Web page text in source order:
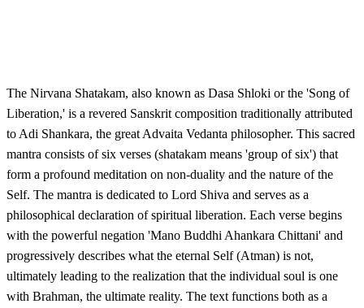
The Nirvana Shatakam, also known as Dasa Shloki or the 'Song of
Liberation,' is a revered Sanskrit composition traditionally attributed
to Adi Shankara, the great Advaita Vedanta philosopher. This sacred
mantra consists of six verses (shatakam means 'group of six') that
form a profound meditation on non-duality and the nature of the
Self. The mantra is dedicated to Lord Shiva and serves as a
philosophical declaration of spiritual liberation. Each verse begins
with the powerful negation 'Mano Buddhi Ahankara Chittani' and
progressively describes what the eternal Self (Atman) is not,
ultimately leading to the realization that the individual soul is one
with Brahman, the ultimate reality. The text functions both as a